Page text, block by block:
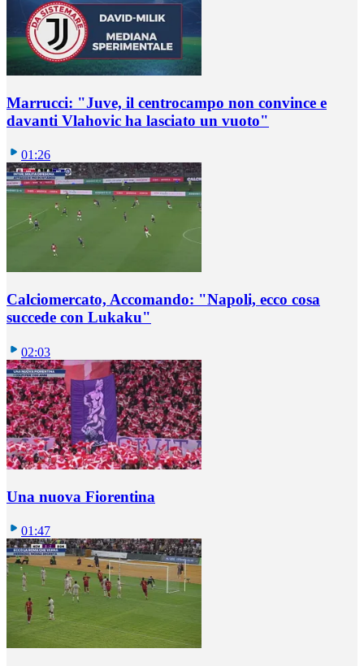
Marrucci: "Juve, il centrocampo non convince e
davanti Vlahovic ha lasciato un vuoto"
01:26
Calciomercato, Accomando: "Napoli, ecco cosa
succede con Lukaku"
02:03
Una nuova Fiorentina
01:47